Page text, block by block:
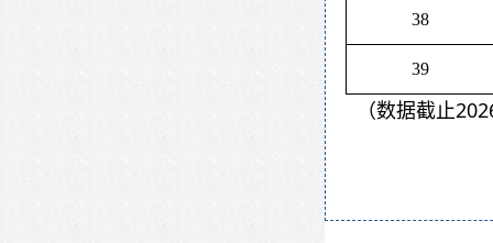
38
39
（数据截止